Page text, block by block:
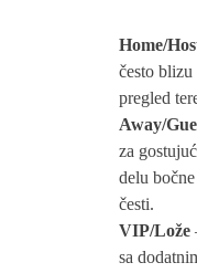
Home/
često
pregled
Away/
za
delu
česti.
VIP/Lože
sa